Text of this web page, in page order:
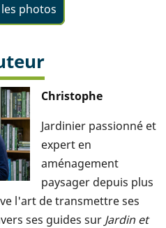
photos
Christophe
Jardinier passionné et
expert en
aménagement
paysager depuis plus
l'art de transmettre ses
ses guides sur Jardin et